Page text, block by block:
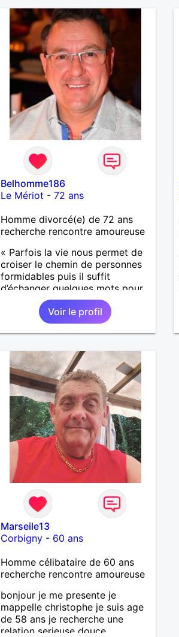
harmonie et confiance.
Belhomme186
Le Mériot - 72 ans
Homme divorcé(e) de 72 ans
recherche rencontre amoureuse
« Parfois la vie nous permet de
croiser le chemin de personnes
formidables puis il suffit
d’échanger quelques mots pour
comprendre qu’elles deviennent
importantes et pour le reste de
notre vie. »
Voir le profil
Marseile13
Corbigny- 60 ans
Homme célibataire de 60 ans
recherche rencontre amoureuse
bonjour je me presente je
mappelle christophe je suis age
de 58 ans je recherche une
relation serieuse douce